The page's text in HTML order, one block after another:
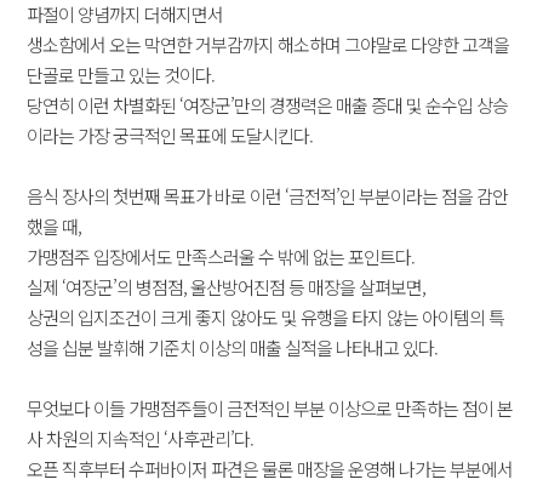
파절이 양념까지 더해지면서
생소함에서 오는 막연한 거부감까지 해소하며 그야말로 다양한 고객을
단골로 만들고 있는 것이다.
당연히 이런 차별화된 ‘여장군’만의 경쟁력은 매출 증대 및 순수입 상승
이라는 가장 궁극적인 목표에 도달시킨다.
음식 장사의 첫번째 목표가 바로 이런 ‘금전적’인 부분이라는 점을 감안
했을 때,
가맹점주 입장에서도 만족스러울 수 밖에 없는 포인트다.
실제 ‘여장군’의 병점점, 울산방어진점 등 매장을 살펴보면,
상권의 입지조건이 크게 좋지 않아도 및 유행을 타지 않는 아이템의 특
성을 십분 발휘해 기준치 이상의 매출 실적을 나타내고 있다.
무엇보다 이들 가맹점주들이 금전적인 부분 이상으로 만족하는 점이 본
사 차원의 지속적인 ‘사후관리’다.
오픈 직후부터 수퍼바이저 파견은 물론 매장을 운영해 나가는 부분에서